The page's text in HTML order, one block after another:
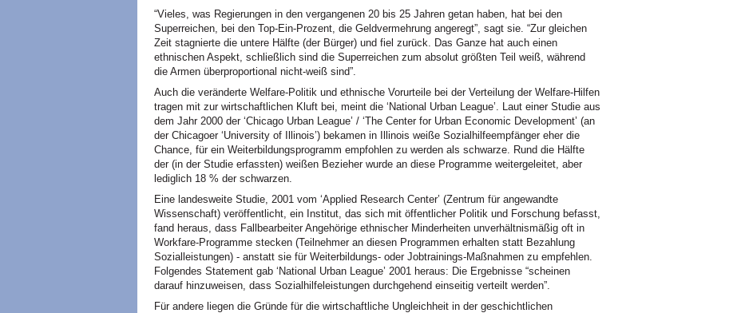
“Vieles, was Regierungen in den vergangenen 20 bis 25 Jahren getan haben, hat bei den
Superreichen, bei den Top-Ein-Prozent, die Geldvermehrung angeregt”, sagt sie. “Zur gleichen
Zeit stagnierte die untere Hälfte (der Bürger) und fiel zurück. Das Ganze hat auch einen
ethnischen Aspekt, schließlich sind die Superreichen zum absolut größten Teil weiß, während
die Armen überproportional nicht-weiß sind”.
Auch die veränderte Welfare-Politik und ethnische Vorurteile bei der Verteilung der Welfare-Hilfen
tragen mit zur wirtschaftlichen Kluft bei, meint die ‘National Urban League’. Laut einer Studie aus
dem Jahr 2000 der ‘Chicago Urban League’ / ‘The Center for Urban Economic Development’ (an
der Chicagoer ‘University of Illinois’) bekamen in Illinois weiße Sozialhilfeempfänger eher die
Chance, für ein Weiterbildungsprogramm empfohlen zu werden als schwarze. Rund die Hälfte
der (in der Studie erfassten) weißen Bezieher wurde an diese Programme weitergeleitet, aber
lediglich 18 % der schwarzen.
Eine landesweite Studie, 2001 vom ‘Applied Research Center’ (Zentrum für angewandte
Wissenschaft) veröffentlicht, ein Institut, das sich mit öffentlicher Politik und Forschung befasst,
fand heraus, dass Fallbearbeiter Angehörige ethnischer Minderheiten unverhältnismäßig oft in
Workfare-Programme stecken (Teilnehmer an diesen Programmen erhalten statt Bezahlung
Sozialleistungen) - anstatt sie für Weiterbildungs- oder Jobtrainings-Maßnahmen zu empfehlen.
Folgendes Statement gab ‘National Urban League’ 2001 heraus: Die Ergebnisse “scheinen
darauf hinzuweisen, dass Sozialhilfeleistungen durchgehend einseitig verteilt werden”.
Für andere liegen die Gründe für die wirtschaftliche Ungleichheit in der geschichtlichen